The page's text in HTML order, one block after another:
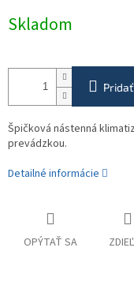
cena:
Skladom
Špičková nástenná
prevádzkou.
Detailné informácie
OPÝTAŤ SA